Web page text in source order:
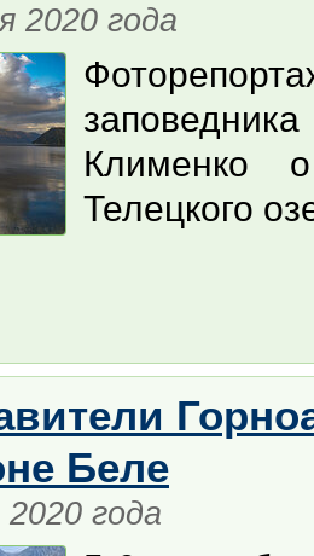
2020 года
Клименко
Телецкого
Беле
года